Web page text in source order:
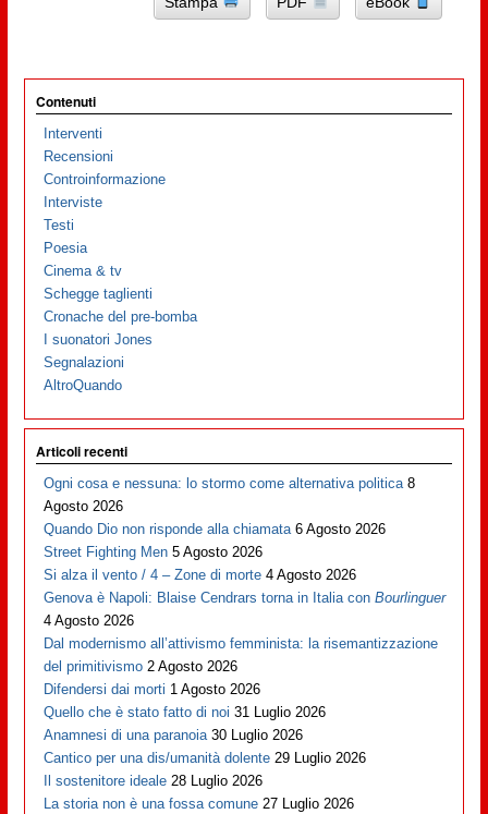
Contenuti
Interventi
Recensioni
Controinformazione
Interviste
Testi
Poesia
Cinema & tv
Schegge taglienti
Cronache del pre-bomba
I suonatori Jones
Segnalazioni
AltroQuando
Articoli recenti
Ogni cosa e nessuna: lo stormo come alternativa politica 8
Agosto 2026
Quando Dio non risponde alla chiamata 6 Agosto 2026
Street Fighting Men 5 Agosto 2026
Si alza il vento / 4 – Zone di morte 4 Agosto 2026
Genova è Napoli: Blaise Cendrars torna in Italia conBourlinguer
4 Agosto 2026
Dal modernismo all’attivismo femminista: la risemantizzazione
del primitivismo 2 Agosto 2026
Difendersi dai morti 1 Agosto 2026
Quello che è stato fatto di noi 31 Luglio 2026
Anamnesi di una paranoia 30 Luglio 2026
Cantico per una dis/umanità dolente 29 Luglio 2026
Il sostenitore ideale 28 Luglio 2026
La storia non è una fossa comune 27 Luglio 2026